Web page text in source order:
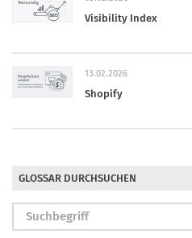
Visibility Index
13.02.2026
Shopify
GLOSSAR DURCHSUCHEN